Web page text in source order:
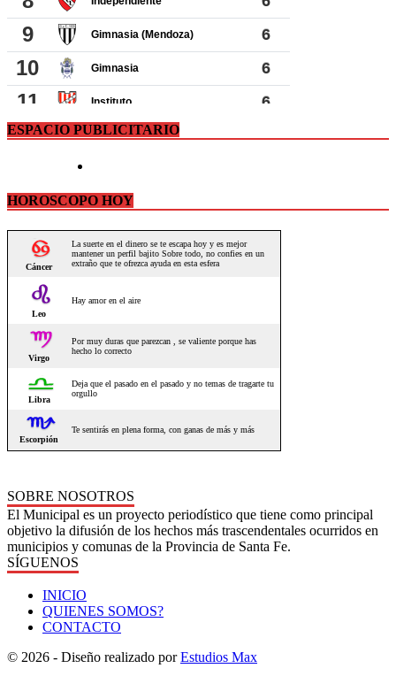
ESPACIO PUBLICITARIO
HOROSCOPO HOY
SOBRE NOSOTROS
El Municipal es un proyecto periodístico que tiene como principal
objetivo la difusión de los hechos más trascendentales ocurridos en
municipios y comunas de la Provincia de Santa Fe.
SÍGUENOS
INICIO
QUIENES SOMOS?
CONTACTO
© 2026 - Diseño realizado porEstudios Max